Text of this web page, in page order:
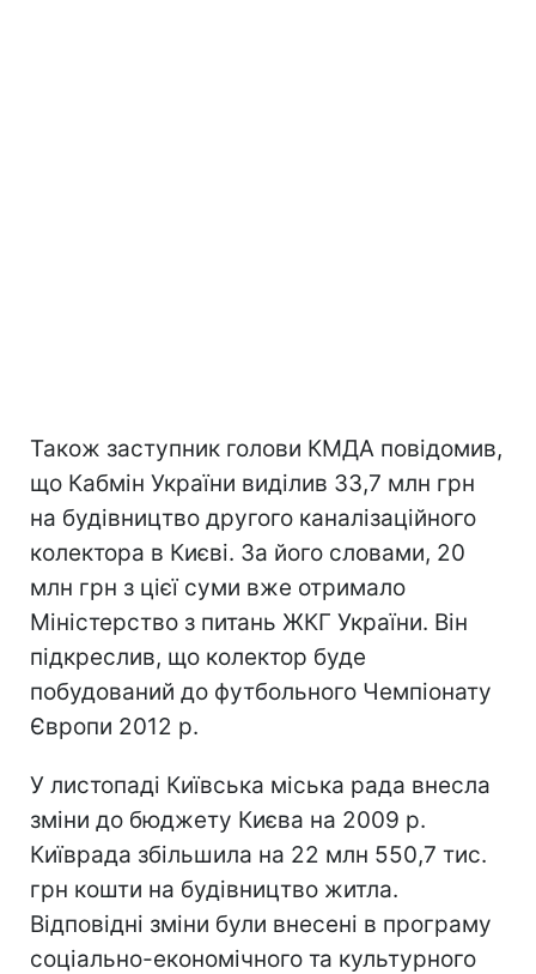
Також заступник голови КМДА повідомив,
що Кабмін України виділив 33,7 млн грн
на будівництво другого каналізаційного
колектора в Києві. За його словами, 20
млн грн з цієї суми вже отримало
Міністерство з питань ЖКГ України. Він
підкреслив, що колектор буде
побудований до футбольного Чемпіонату
Європи 2012 р.
У листопаді Київська міська рада внесла
зміни до бюджету Києва на 2009 р.
Київрада збільшила на 22 млн 550,7 тис.
грн кошти на будівництво житла.
Відповідні зміни були внесені в програму
соціально-економічного та культурного